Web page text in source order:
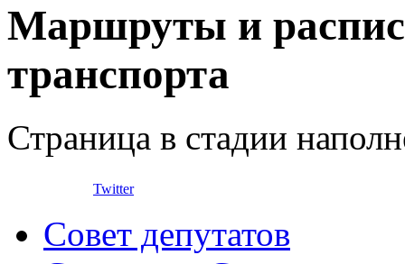
Маршруты и
транспорта
Страница в стадии
Twitter
Совет депутатов